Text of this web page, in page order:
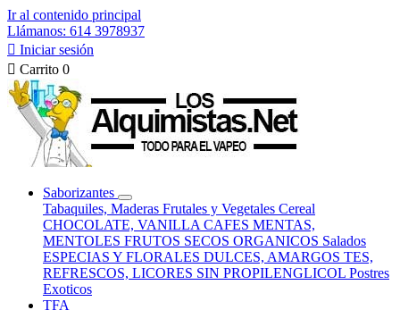
Ir al contenido principal
Llámanos: 614 3978937
 Iniciar sesión
 Carrito 0
Saborizantes
Tabaquiles, Maderas Frutales y Vegetales Cereal
CHOCOLATE, VANILLA CAFES MENTAS,
MENTOLES FRUTOS SECOS ORGANICOS Salados
ESPECIAS Y FLORALES DULCES, AMARGOS TES,
REFRESCOS, LICORES SIN PROPILENGLICOL Postres
Exoticos
TFA